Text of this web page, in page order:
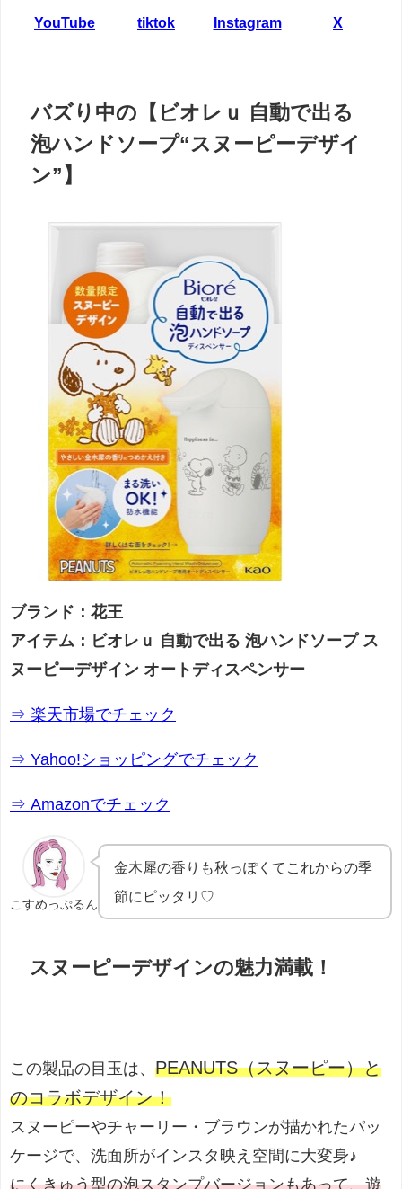
YouTube tiktok Instagram X
バズり中の【ビオレｕ 自動で出る
泡ハンドソープ“スヌーピーデザイ
ン”】
ブランド：花王
アイテム：ビオレｕ 自動で出る 泡ハンドソープ ス
ヌーピーデザイン オートディスペンサー
⇒ 楽天市場でチェック
⇒ Yahoo!ショッピングでチェック
⇒ Amazonでチェック
こすめっぷるん
金木犀の香りも秋っぽくてこれからの季
節にピッタリ♡
スヌーピーデザインの魅力満載！
この製品の目玉は、 PEANUTS（スヌーピー）と
のコラボデザイン！
スヌーピーやチャーリー・ブラウンが描かれたパッ
ケージで、洗面所がインスタ映え空間に大変身♪
にくきゅう型の泡スタンプバージョンもあって、遊